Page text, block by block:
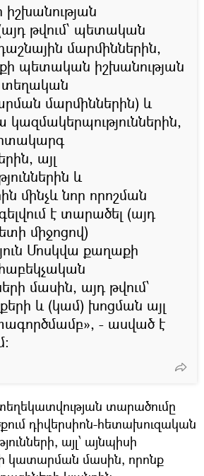
իշխանության
թվում՝ պետական
մարմիններին,
պետական իշխանության
տեղական
մարմիններին) և
այլ
և
մինչև նոր որոշման
է տարածել (այդ
միջոցով)
Մոսկվա քաղաքի
մասին, այդ թվում՝
և (կամ) խոցման այլ
- ասված է
տարածումը
դիվերսիոն-հետախուզական
այլ՝ այնպիսի
կատարման մասին, որոնք